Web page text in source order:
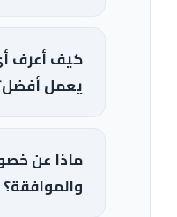
كيف أعرف
يعمل
ماذا عن
والموافقة؟